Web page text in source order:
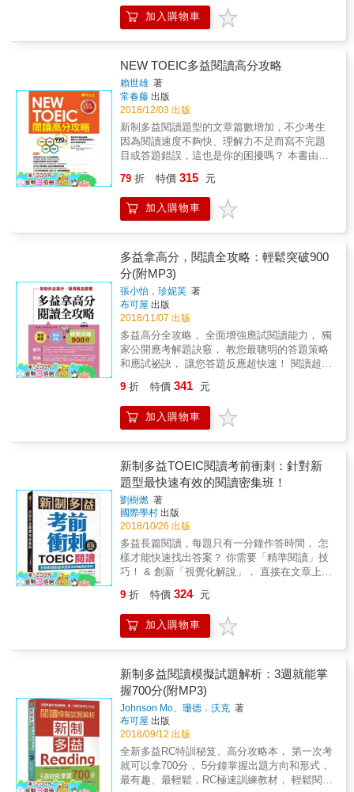
提供給讀者辨明考試重點。 2.最立即的「驗收
試題」 每個人的學習方法都不同，最重要的還
是要知道自己的學習成果，並立即針對弱點加
翻譯和解析，讓讀者在閱讀完一個重點後，即
可馬上小試身手，測驗自己是否真正了解該節
所學。 3.最準確的「題型歸納」 多益出題模式
其實有跡可循！拿下6次多益滿分的薛詠文老師
將常考的閱讀題型一一列出，無論是「主旨
型」、「細節型」、「推論型」題目，只要知
道題目考什麼，便能在最短時間內掌握關鍵字
題技巧」 在多益閱讀測驗之中，最難應付的地
方莫過於文章又長、單字量又多，答題時間難
以掌握，唯一能夠從中下手突破的關鍵，即在
於閱讀文章的速度以及對考題的了解。《神猜
析」一本搞定》攻略收錄最關鍵的答題技巧，
讓考生不再害怕長篇、多篇文章，一眼看出正
確答案！ 5.最擬真的「模擬試題」 《神猜解
TOEIC多益閱讀：「攻略」+「試題」+「解
析」一本搞定》2回擬真模擬試題由6次多益滿
分補教名師「薛詠文」撰寫、地表最強教學團
審訂，完全比照新制多益題型，讓你實戰體
驗。命中率最高的題目、所備題型最多元、訓
練答題速度，上考場絕不再手忙腳亂！ 6.最完
整的「攻略 + 試題 + 解析」 玩遊戲有攻略，面
對多益考試當然也要有！想要一次考過多益測
驗，就要從攻略下手。《神猜解TOEIC多益閱
讀：「攻略」+「試題」+「解析」一本搞定》
效，輕鬆取得多益滿分！
法，針對各種題型提供作答方向！ ▓8天完整學
習計畫 1天1單元，方便擬定學習計畫，8天做
升答題速度。
碰英文？對英文沒有自信？本書特設暖身章節
「基礎文法篇」，讀者可從八大詞性及五大句
型等基礎開始學習，適合初學或久未接觸英文
鍵POINT，學習更有效！ 整理多益測驗常見核
心文法，透過插畫快速捕捉重點。進入課文前
和之後複習時瀏覽此部分，學習效果加倍。 解
說清楚！引經據典！收錄多益考古題說明觀
念！ 針對不同類型考題，列出必須注意的重
點。清楚的解說，以多益考題中出現過的題目
作為例句，供讀者學習時熟悉考題類型，確實
本書： ①專為入門者特製「基礎文法篇」，介
紹英文八種詞性及五大句型構成要素。 ②專業
英語教師為您制定四週學習計畫表，不再擔心
系統性地整理不同題組專門解答祕技，確切地
知道學習方向！ ⑤學習完畢立刻測驗，每節、
每單元、每章收錄練習題+經典考古題！ ⑥特
別整理不同類型產業常見詞彙及衍伸詞、反義
詞，加強學習效率！ ⑦重點解釋（別家沒有
的）「改述」觀念！不只運用於考試，更同步
提升英文實力！ ⑧收錄一回實戰模擬試題，規
格完全比照新制多益！ Bonus! 核心用語手冊免
費下載，搭配本書服用，學習更快速！ Bonus!
模擬試題朗讀MP3免費贈送，除了作為閱讀攻
做模擬試題一定要做難度偏難的， 而且要對照
詳解，反覆練習和複習！ 既然是考試， 就一定
助考生「邊做邊學」， 做完1,200道試題後，
實力必大增，分數必高分！ 《全新制怪物講師
教學團隊的 TOEIC多益閱讀1,200題全真模擬
試題+解析》 超高命中率1,200道試題＋100%
擬真題型＋ 全方位解析＋零死角陷阱揭露＋最
專業考點分析 =「史上最強多益閱讀擬真試
題」 一本在手，讓你化身閱讀怪獸，戰勝全新
制多益！ 美國、台灣多益官方講師聯合推薦！
ETS 認證多益英語測驗專業發展工作坊講師──
案合作講師──許皓老師，聯手力推的《全新制
怪物講師教學團隊的TOEIC多益閱讀1,200題全
真模擬試題+解析》！兩位老師分別是美國與台
灣的多益官方講師，對於多益考試與英文教學
都有豐富經驗，並發揮專業眼光，將這份愈寫
愈高分的閱讀模擬試題，推薦給目標是朝向金
色證書邁進的考生們！ 《全新制怪物講師教學
團隊的 TOEIC多益閱讀1,200題全真模擬試題
+解析》 不只是猜題精準的模擬試題，更是面
面俱到的閱讀攻略本！ 1. 怪物講師系列全球狂
銷，「一分鐘賣一本」！ 動不動就拿滿分的
「考試怪物」＋一眼看穿考題的「解題怪物」
「怪物講師教學團隊」！ 韓國最強多益閱讀怪
物講師李寬雨親撰，透過「結構分析」及「考
點標示」的方式，將又長又難的題目化繁為
簡，助考生在最短時間拿下多益滿分！ 2. 分數
者常說「怪物講師系列」題目偏難、陷阱多又
刁鑽。沒錯！「難，是故意的」！ 練習難度較
高的模擬試題，藉由老師故意設計的「考點」
修正錯誤，並在複習的過程有效提升實力，在
面對實測難度的考題時，才能選得快、選得
對、考得高！ 坊間的試題大多標榜符合實測難
易度，因此你會的還是會，不會的也無法透過
模擬試題加強練習。模擬試題的最大功效並非
只是「模擬考試的感覺」，而應該在「邊做邊
學」，讓每次的答題都是一種學習及成長，並
老師多次進入多益考場，分析並調整試題難易
度，讓考生在面對任何水準的考題時，都能不
慌不忙、稱霸考場！ 3. 解題要有效，「考點」
就能一舉拿下多益高分，最重要的是，要知道
它們在考題中是怎麼出現的！ 李寬雨老師將試
題逐題分類，透過1,200題擬真閱讀試題讓考生
習慣多益出題方向的同時，也有利於學習者揪
出自己的盲點，針對不擅長的題型反覆練習、
對症下藥，把握考前黃金準備期，大幅提升學
習效率！ 4. 猜題怪物大顯神通，一手掌握出題
趨勢！ 李寬雨老師長年觀察多益考題，不僅相
加入購物車
NEW TOEIC多益閱讀高分攻略
賴世雄 著
常春藤 出版
2018/12/03 出版
新制多益閱讀題型的文章篇數增加，不少考生
因為閱讀速度不夠快、理解力不足而寫不完題
目或答題錯誤，這也是你的困擾嗎？ 本書由賴
團隊撰寫，傳授最事半功倍的閱讀解題攻略技
巧，最實用且貼心詳盡的解析，是你取得黃金
證書最佳神隊友！ & ＊ 破解攻略大方送，有效
固英文實戰力 每回皆附上詳盡的字詞文法解析
與順暢的翻譯，打好商用英語基礎。 & ＊ 全方
位了解新題型，加強文章類型熟悉度 詳細介紹
新制題型，並釐清各種文章類型的結構，快速
掌握出題方向。 & ＊ 16回迷你仿真試題，由淺
入深，提昇答題經驗值 不僅文法考點難度由淺
入深，閱讀測驗更是由易至難編寫：第1~5回為
單篇題型；第6~13回為單篇加多篇題型；第
14~16回則全面挑戰多篇題型。讓您循序漸進練
習，倍增應考實力。
79 折 特價 315 元
加入購物車
多益拿高分，閱讀全攻略：輕鬆突破900
分(附MP3)
張小怡，珍妮芙 著
布可屋 出版
2018/11/07 出版
多益高分全攻略， 全面增強應試閱讀能力， 獨
家公開應考解題訣竅， 教您最聰明的答題策略
和應試祕訣， 讓您答題反應超快速！ 閱讀超高
速記：PART 5、PART 6的試題類型，由40％
的字彙考題、60％的詞形與文法考題組成，針
對這二部份，考生要迅速將常考的文法搞懂、
題等。另一種是要找出符合文章脈絡，適合填
入空格的適當句子，所以，理解文章整體脈絡
的練習，很重要。 PART 7高分攻略 速讀：針
對線上對話文章、多篇文章，需要閱讀理解的
份量增加。解決的方法就是具有邏輯的快速閱
讀！所以，一定要掌握文章核心，壓縮成一
句，能夠傳達文章主要訊息的主題句，才能在
短時間內正確理解文章。 輕鬆作答：所謂的
「文章」，就是為了傳達一個訊息，也就是主
題句，只是它由多個句子組合而成。因此，閱
讀，馬上解決這個難題，只要確認該篇文章的
脈絡，就可以輕鬆作答。 本書特色 1.本書分二
部份：第一部份是，Reading
份是，Reading Skill，英語閱讀特訓；答題得
分技巧大公開，訓練讀者爭取時間，快速搶答
的臨場應變實力，單刀直入加強訓練，重點清
晰有條理，道道精選考題，讓您閱讀測驗，輕
鬆突破900分！ &2.解答與分析部分：特別精心
整理的解答範例區，除了提供答題技巧與實用
範例補充外，更將文章重點突顯出來，讓您省
略畫重點的步驟，閱讀重點一目瞭然！答題
9 折 特價 341 元
加入購物車
新制多益TOEIC閱讀考前衝刺：針對新
題型最快速有效的閱讀密集班！
劉樹燃 著
國際學村 出版
2018/10/26 出版
多益長篇閱讀，每題只有一分鐘作答時間， 怎
樣才能快速找出答案？ 你需要「精準閱讀」技
巧！ & 創新「視覺化解說」， 直接在文章上標
驗老師現場教學， 一眼看懂多益閱讀的資訊整
理術！ 閱讀題的重要性：出題老師製造分數落
差的殺手鐧 靠著記憶力好，死記硬背單字題可
多益的閱讀題則需要平常有閱讀習慣，大量累
積經驗才能做得順手，也因此許多出題老師喜
歡在閱讀題上下手，因為這是多益考試中最能
製造分數落差的部分。而新制多益閱讀考試時
間不變，但閱讀量更大，而且新的考法：三篇
文章題組、訊息對話文章，以及句子填空、掌
握意圖等都是需要掌握大量資訊才容易答對的
考法。所以，如何精準鎖定文章內答案所在的
位置，以最快的速度找出正確答案，避免浪費
9 折 特價 324 元
加入購物車
新制多益閱讀模擬試題解析：3週就能掌
握700分(附MP3)
Johnson Mo、珊德．沃克 著
布可屋 出版
2018/09/12 出版
全新多益RC特訓秘笈、高分攻略本， 第一次考
就可以拿700分， 5分鐘掌握出題方向和形式，
最有趣、最輕鬆，RC極速訓練教材， 輕鬆閱